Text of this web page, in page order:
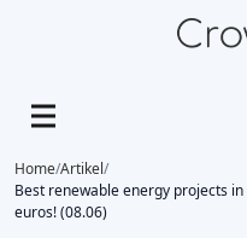
Home/Artikel/
Best renewable energy projects
euros! (08.06)